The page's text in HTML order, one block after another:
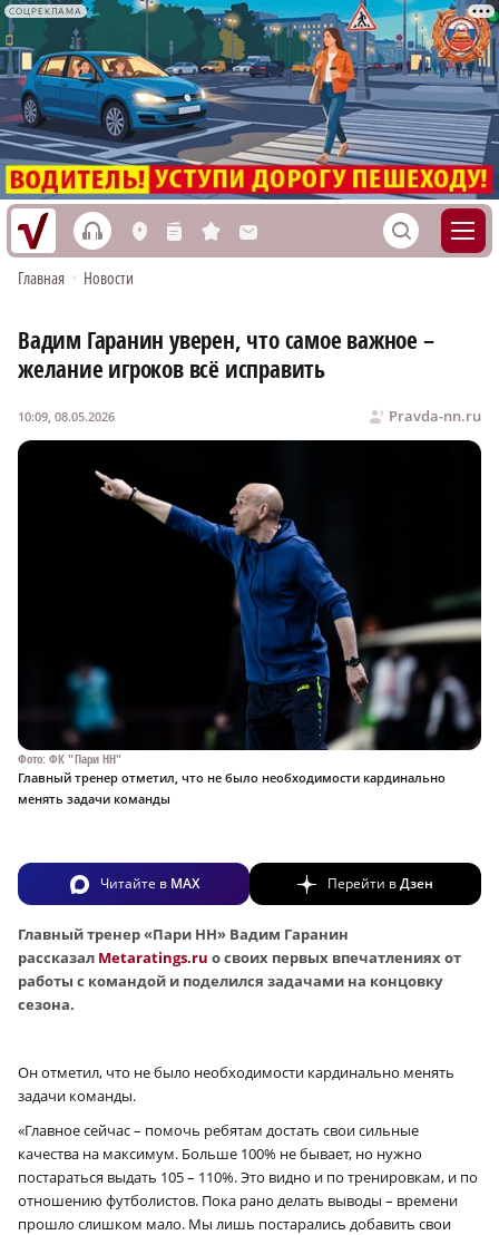
СОЦРЕКЛАМА
h L n s M S
Главная • Новости
Вадим Гаранин уверен, что самое важное –
желание игроков всё исправить
Pravda-nn.ru
10:09, 08.05.2026
Фото: ФК "Пари НН"
Главный тренер отметил, что не было необходимости кардинально
менять задачи команды
Читайте в MAX Перейти вДзен
Главный тренер «Пари НН» Вадим Гаранин
рассказал Metaratings.ru о своих первых впечатлениях от
работы с командой и поделился задачами на концовку
сезона.
Он отметил, что не было необходимости кардинально менять
задачи команды.
«Главное сейчас – помочь ребятам достать свои сильные
качества на максимум. Больше 100% не бывает, но нужно
постараться выдать 105 – 110%. Это видно и по тренировкам, и по
отношению футболистов. Пока рано делать выводы – времени
прошло слишком мало. Мы лишь постарались добавить свои